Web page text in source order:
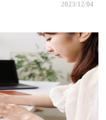
2023/12/04